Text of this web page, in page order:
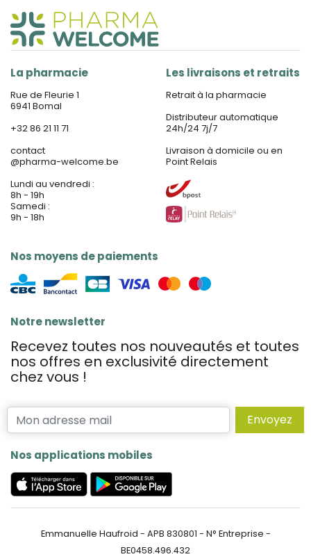
La pharmacie
Rue de Fleurie 1
6941 Bomal
+32 86 21 11 71
contact
@pharma-welcome.be
Lundi au vendredi :
8h - 19h
Samedi :
9h - 18h
Nos moyens de paiements
Les livraisons et retraits
Retrait à la pharmacie
Distributeur automatique
24h/24 7j/7
Livraison à domicile ou en
Point Relais
Notre newsletter
Recevez toutes nos nouveautés et toutes
nos offres en exclusivité directement
chez vous !
Envoyez
Nos applications mobiles
Emmanuelle Haufroid - APB 830801 - N° Entreprise -
BE0458.496.432